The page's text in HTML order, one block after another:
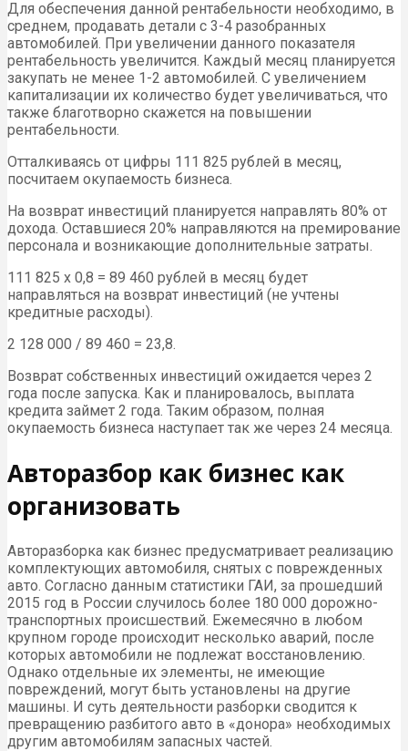
Для обеспечения данной рентабельности необходимо, в
среднем, продавать детали с 3-4 разобранных
автомобилей. При увеличении данного показателя
рентабельность увеличится. Каждый месяц планируется
закупать не менее 1-2 автомобилей. С увеличением
капитализации их количество будет увеличиваться, что
также благотворно скажется на повышении
рентабельности.
Отталкиваясь от цифры 111 825 рублей в месяц,
посчитаем окупаемость бизнеса.
На возврат инвестиций планируется направлять 80% от
дохода. Оставшиеся 20% направляются на премирование
персонала и возникающие дополнительные затраты.
111 825 х 0,8 = 89 460 рублей в месяц будет
направляться на возврат инвестиций (не учтены
кредитные расходы).
2 128 000 / 89 460 = 23,8.
Возврат собственных инвестиций ожидается через 2
года после запуска. Как и планировалось, выплата
кредита займет 2 года. Таким образом, полная
окупаемость бизнеса наступает так же через 24 месяца.
Авторазбор как бизнес как
организовать
Авторазборка как бизнес предусматривает реализацию
комплектующих автомобиля, снятых с поврежденных
авто. Согласно данным статистики ГАИ, за прошедший
2015 год в России случилось более 180 000 дорожно-
транспортных происшествий. Ежемесячно в любом
крупном городе происходит несколько аварий, после
которых автомобили не подлежат восстановлению.
Однако отдельные их элементы, не имеющие
повреждений, могут быть установлены на другие
машины. И суть деятельности разборки сводится к
превращению разбитого авто в «донора» необходимых
другим автомобилям запасных частей.